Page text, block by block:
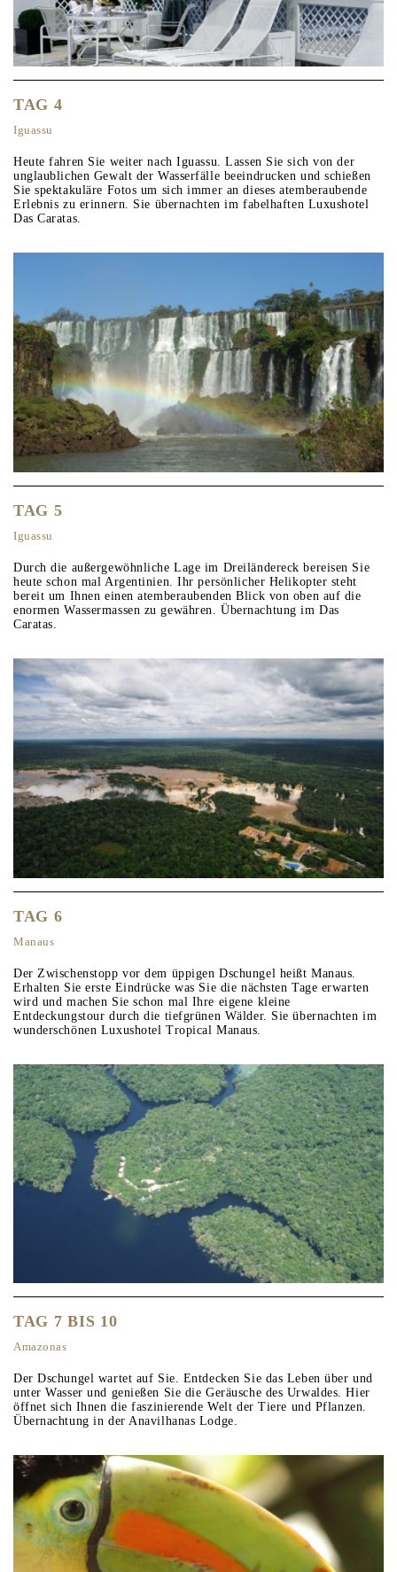
TAG 4
Iguassu
Heute fahren Sie weiter nach Iguassu. Lassen Sie sich von der
unglaublichen Gewalt der Wasserfälle beeindrucken und schießen
Sie spektakuläre Fotos um sich immer an dieses atemberaubende
Erlebnis zu erinnern. Sie übernachten im fabelhaften Luxushotel
Das Caratas.
TAG 5
Iguassu
Durch die außergewöhnliche Lage im Dreiländereck bereisen Sie
heute schon mal Argentinien. Ihr persönlicher Helikopter steht
bereit um Ihnen einen atemberaubenden Blick von oben auf die
enormen Wassermassen zu gewähren. Übernachtung im Das
Caratas.
TAG 6
Manaus
Der Zwischenstopp vor dem üppigen Dschungel heißt Manaus.
Erhalten Sie erste Eindrücke was Sie die nächsten Tage erwarten
wird und machen Sie schon mal Ihre eigene kleine
Entdeckungstour durch die tiefgrünen Wälder. Sie übernachten im
wunderschönen Luxushotel Tropical Manaus.
TAG 7 BIS 10
Amazonas
Der Dschungel wartet auf Sie. Entdecken Sie das Leben über und
unter Wasser und genießen Sie die Geräusche des Urwaldes. Hier
öffnet sich Ihnen die faszinierende Welt der Tiere und Pflanzen.
Übernachtung in der Anavilhanas Lodge.